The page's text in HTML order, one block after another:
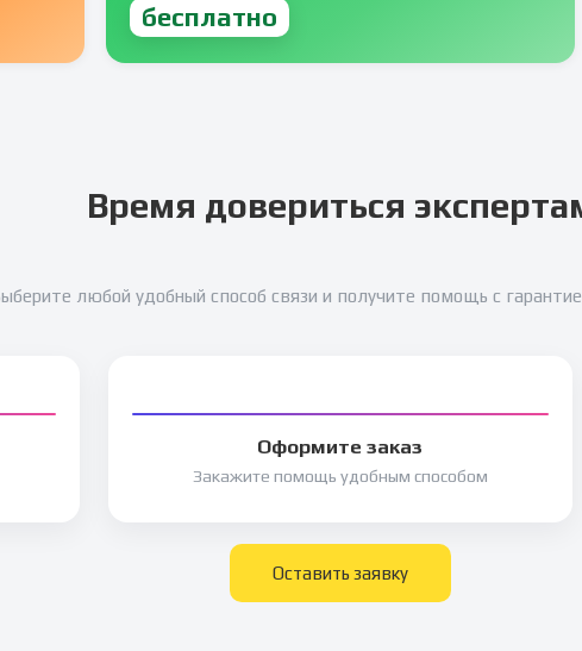
бесплатно
Время довериться
любой удобный способ связи и получите помощь с
Оформите заказ
Закажите помощь удобным способом
Оставить заявку